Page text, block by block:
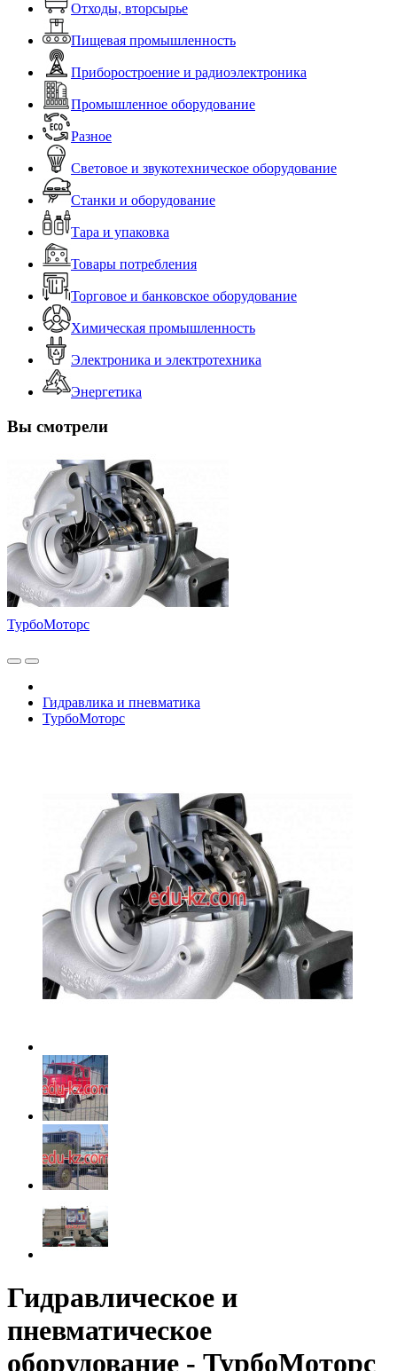
Отходы, вторсырье
Пищевая промышленность
Приборостроение и радиоэлектроника
Промышленное оборудование
Разное
Световое и звукотехническое оборудование
Станки и оборудование
Тара и упаковка
Товары потребления
Торговое и банковское оборудование
Химическая промышленность
Электроника и электротехника
Энергетика
Вы смотрели
ТурбоМоторс
Гидравлика и пневматика
ТурбоМоторс
Гидравлическое и
пневматическое
оборудование - ТурбоМоторс